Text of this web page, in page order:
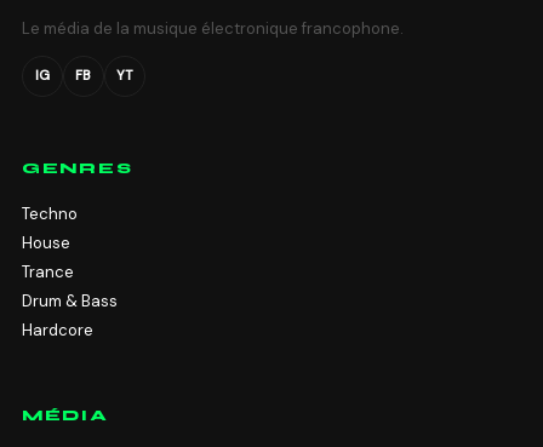
Le média de la musique électronique francophone.
IG FB YT
GENRES
Techno
House
Trance
Drum & Bass
Hardcore
MÉDIA